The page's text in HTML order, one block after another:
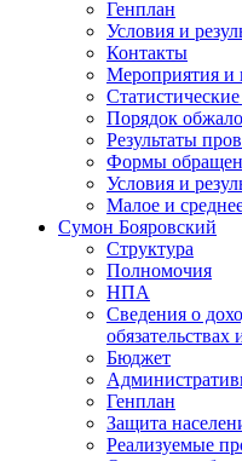
Генплан
Условия и
Контакты
Мероприятия и
Порядок
Результаты
Формы
Условия и
Малое и
Сумон Бояровский
Структура
Полномочия
НПА
Сведения о
Бюджет
Генплан
Защита
Реализуемые